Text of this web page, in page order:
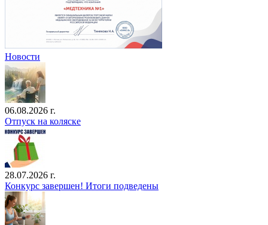
Новости
06.08.2026 г.
Отпуск на коляске
28.07.2026 г.
Конкурс завершен! Итоги подведены